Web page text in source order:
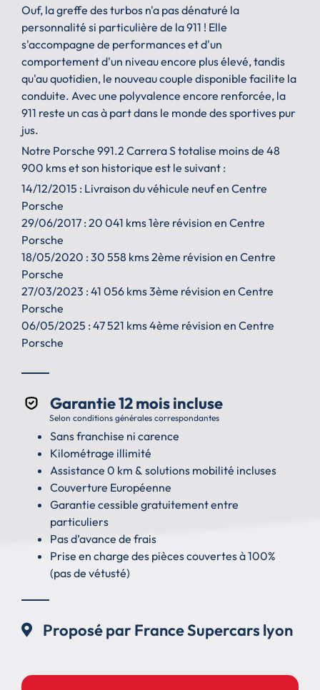
Ouf, la greffe des turbos n'a pas dénaturé la
personnalité si particulière de la 911 ! Elle
s'accompagne de performances et d'un
comportement d'un niveau encore plus élevé, tandis
qu'au quotidien, le nouveau couple disponible facilite la
conduite. Avec une polyvalence encore renforcée, la
911 reste un cas à part dans le monde des sportives pur
jus.
Notre Porsche 991.2 Carrera S totalise moins de 48
900 kms et son historique est le suivant :
14/12/2015 : Livraison du véhicule neuf en Centre
Porsche
29/06/2017 : 20 041 kms 1ère révision en Centre
Porsche
18/05/2020 : 30 558 kms 2ème révision en Centre
Porsche
27/03/2023 : 41 056 kms 3ème révision en Centre
Porsche
06/05/2025 : 47 521 kms 4ème révision en Centre
Porsche
Garantie 12 mois incluse
Selon conditions générales correspondantes
Sans franchise ni carence
Kilométrage illimité
Assistance 0 km & solutions mobilité incluses
Couverture Européenne
Garantie cessible gratuitement entre
particuliers
Pas d’avance de frais
Prise en charge des pièces couvertes à 100%
(pas de vétusté)
Proposé par France Supercars lyon